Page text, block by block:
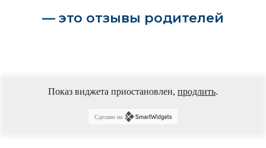
Показ виджета приостановлен, продлить.
Сделано на